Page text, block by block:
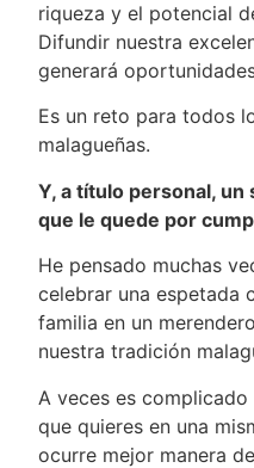
riqueza y el potencial
Difundir nuestra
generará
Es un reto para todos
malagueñas.
Y, a título personal,
que le quede por
He pensado muchas
celebrar una espetada
familia en un
nuestra tradición
A veces es
que quieres en una
ocurre mejor manera